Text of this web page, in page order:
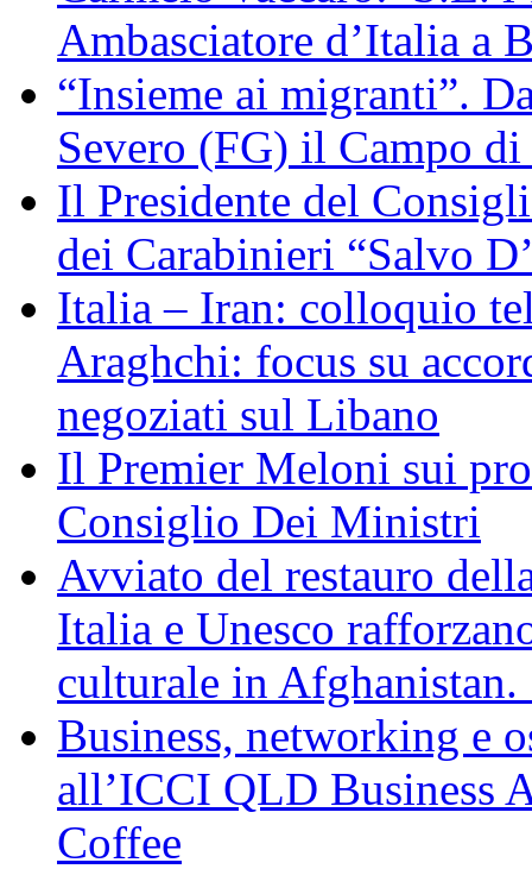
Ambasciatore d’Italia a
“Insieme ai migranti”.
Severo (FG) il Campo
Il Presidente del
dei Carabinieri “Salvo
Italia – Iran: colloquio
Araghchi: focus su
negoziati sul Libano
Il Premier Meloni sui
Consiglio Dei Ministri
Avviato del restauro
Italia e Unesco
culturale in
Business, networking e
all’ICCI QLD Business
Coffee